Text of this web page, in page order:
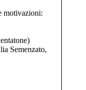
motivazioni:
Semenzato,